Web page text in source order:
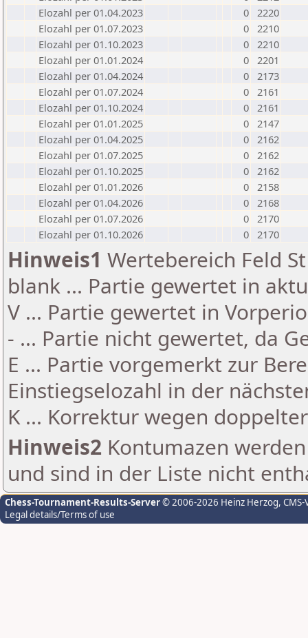
Elozahl per 01.04.2023
0 2220
Elozahl per 01.07.2023
0 2210
Elozahl per 01.10.2023
0 2210
Elozahl per 01.01.2024
0 2201
Elozahl per 01.04.2024
0 2173
Elozahl per 01.07.2024
0 2161
Elozahl per 01.10.2024
0 2161
Elozahl per 01.01.2025
0 2147
Elozahl per 01.04.2025
0 2162
Elozahl per 01.07.2025
0 2162
Elozahl per 01.10.2025
0 2162
Elozahl per 01.01.2026
0 2158
Elozahl per 01.04.2026
0 2168
Elozahl per 01.07.2026
0 2170
Elozahl per 01.10.2026
0 2170
Hinweis1 Wertebereich Feld
blank ... Partie gewertet in
V ... Partie gewertet in
- ... Partie nicht gewertet, da
E ... Partie vorgemerkt zur
Einstiegselozahl in der
K ... Korrektur wegen
Hinweis2 Kontumazen
und sind in der Liste nicht
Chess-Tournament-Results-Server© 2006-2026 Heinz Herzog,
Legal details/Terms of use